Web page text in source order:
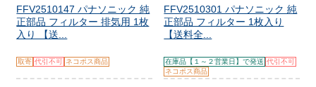
FFV2510147 パナソニック 純
正部品 フィルター 排気用 1枚
入り 【送...
取寄 代引不可 ネコポス商品
FFV2510301 パナソニック 純
正部品 フィルター 1枚入り
【送料全...
在庫品【１～２営業日】で発送 代引不可
ネコポス商品